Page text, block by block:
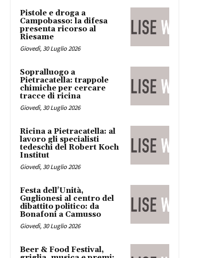
Pistole e droga a
Campobasso: la difesa
presenta ricorso al
Riesame
Giovedì, 30 Luglio 2026
Sopralluogo a
Pietracatella: trappole
chimiche per cercare
tracce di ricina
Giovedì, 30 Luglio 2026
Ricina a Pietracatella: al
lavoro gli specialisti
tedeschi del Robert Koch
Institut
Giovedì, 30 Luglio 2026
Festa dell'Unità,
Guglionesi al centro del
dibattito politico: da
Bonafoni a Camusso
Giovedì, 30 Luglio 2026
Beer & Food Festival,